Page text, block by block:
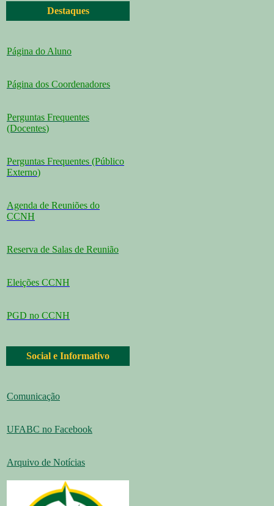
Destaques
Página do Aluno
Página dos Coordenadores
Perguntas Frequentes
(Docentes)
Perguntas Frequentes (Público
Externo)
Agenda de Reuniões do
CCNH
Reserva de Salas de Reunião
Eleições CCNH
PGD no CCNH
Social e Informativo
Comunicação
UFABC no Facebook
Arquivo de Notícias